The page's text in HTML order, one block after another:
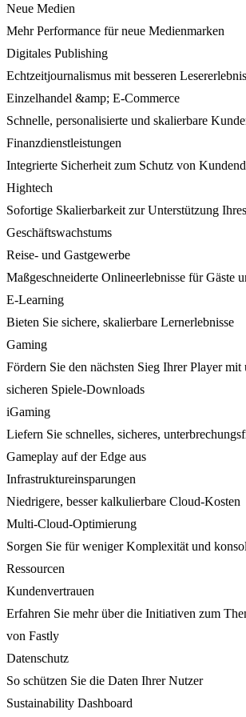
Neue Medien
Mehr Performance für neue Medienmarken
Digitales Publishing
Echtzeitjournalismus mit besseren
Einzelhandel &amp; E-Commerce
Schnelle, personalisierte und skalierbare
Finanzdienstleistungen
Integrierte Sicherheit zum Schutz von
Hightech
Sofortige Skalierbarkeit zur Unterstützung Ihres
Geschäftswachstums
Reise- und Gastgewerbe
Maßgeschneiderte Onlineerlebnisse für Gäste
E-Learning
Bieten Sie sichere, skalierbare Lernerlebnisse
Gaming
Fördern Sie den nächsten Sieg Ihrer Player mit
sicheren Spiele-Downloads
iGaming
Liefern Sie schnelles, sicheres,
Gameplay auf der Edge aus
Infrastruktureinsparungen
Niedrigere, besser kalkulierbare Cloud-Kosten
Multi-Cloud-Optimierung
Sorgen Sie für weniger Komplexität und
Ressourcen
Kundenvertrauen
Erfahren Sie mehr über die Initiativen zum
von Fastly
Datenschutz
So schützen Sie die Daten Ihrer Nutzer
Sustainability Dashboard